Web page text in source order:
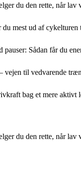
du den rette, når lav
mest ud af cykelturen
Sådan får du
vejen til vedvarende
bag et mere aktivt
du den rette, når lav